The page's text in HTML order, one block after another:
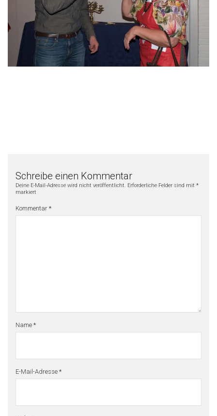
Schreibe einen Kommentar
Deine E-Mail-Adresse wird nicht veröffentlicht. Erforderliche Felder sind mit *
markiert
Kommentar *
Name *
E-Mail-Adresse *